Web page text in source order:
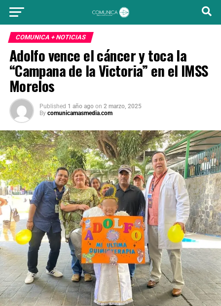
COMUNICA + NOTICIAS
Adolfo vence el cáncer y toca la
“Campana de la Victoria” en el IMSS
Morelos
Published 1 año ago on 2 marzo, 2025
By comunicamasmedia.com